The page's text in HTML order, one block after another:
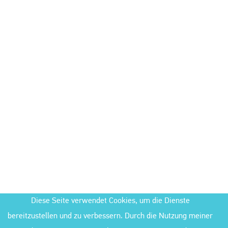
Diese Seite verwendet Cookies, um die Dienste
bereitzustellen und zu verbessern. Durch die Nutzung meiner